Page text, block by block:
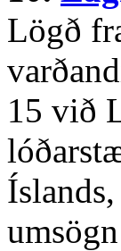
Lögð
15 við